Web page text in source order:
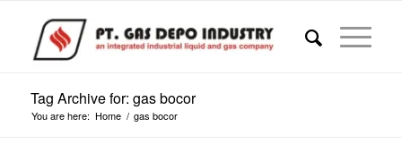
Tag Archive for: gas bocor
You are here: Home / gas bocor